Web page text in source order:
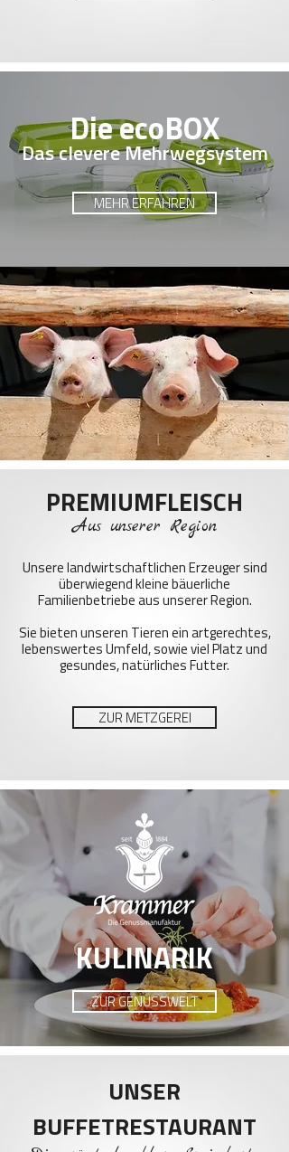
MEHR ERFAHREN
Die ecoBOX
Das clevere Mehrwegsystem
PREMIUMFLEISCH
Aus unserer Region
Unsere landwirtschaftlichen Erzeuger sind
überwiegend kleine bäuerliche
Familienbetriebe aus unserer Region.
Sie bieten unseren Tieren ein artgerechtes,
lebenswertes Umfeld, sowie viel Platz und
gesundes, natürliches Futter.
ZUR METZGEREI
KULINARIK
ZUR GENUSSWELT
UNSER
BUFFETRESTAURANT